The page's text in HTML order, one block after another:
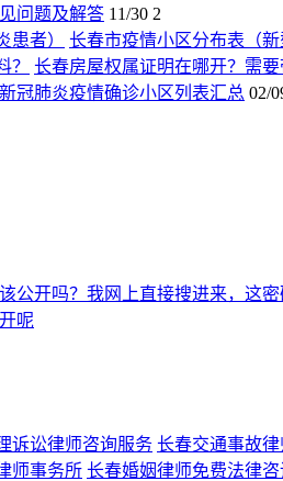
问题及解答 11/30 2
长春市疫情小区分布表（新
长春房屋权属证明在哪开？需要
冠肺炎疫情确诊小区列表汇总 02/
公开吗？我网上直接搜进来，这密
呢
长春交通事故
长春婚姻律师免费法律